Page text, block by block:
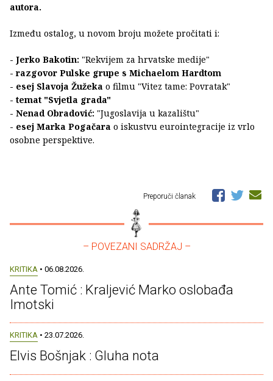
autora.
Između ostalog, u novom broju možete pročitati i:
- Jerko Bakotin: "Rekvijem za hrvatske medije"
- razgovor Pulske grupe s Michaelom Hardtom
- esej Slavoja Žužeka o filmu "Vitez tame: Povratak"
- temat "Svjetla grada"
- Nenad Obradović: "Jugoslavija u kazalištu"
- esej Marka Pogačara o iskustvu eurointegracije iz vrlo
osobne perspektive.
Preporuči članak
– POVEZANI SADRŽAJ –
KRITIKA • 06.08.2026.
Ante Tomić : Kraljević Marko oslobađa
Imotski
KRITIKA • 23.07.2026.
Elvis Bošnjak : Gluha nota